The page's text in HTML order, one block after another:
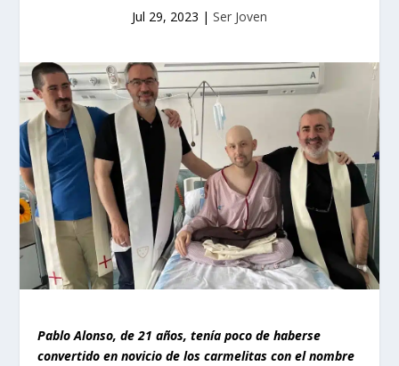
Jul 29, 2023 | Ser Joven
Pablo Alonso, de 21 años, tenía poco de haberse
convertido en novicio de los carmelitas con el nombre